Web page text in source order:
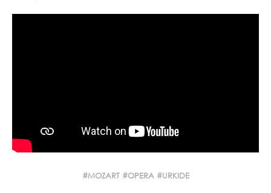
MOZART OPERA URKIDE